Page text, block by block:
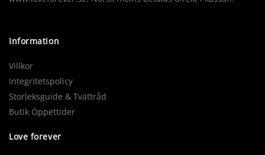
Information
Villkor
Integritetspolicy
Storleksguide & Tvättråd
Butik Öppettider
Love forever